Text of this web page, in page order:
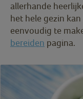
allerhande
het hele gezin
eenvoudig te
bereiden pagina.